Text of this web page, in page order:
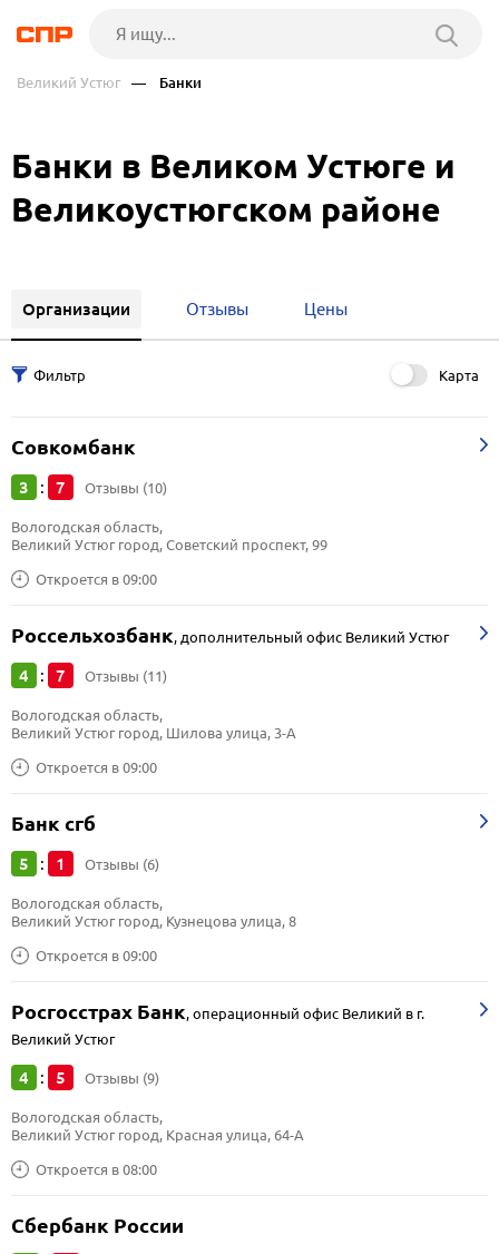
Великий Устюг — Банки
Банки в Великом Устюге и
Великоустюгском районе
Организации Отзывы Цены
Карта
Совкомбанк
3 : 7 Отзывы (10)
Откроется в 09:00
Вологодская область,
Великий Устюг город, Советский проспект, 99
Россельхозбанк, дополнительный офис Великий Устюг
4 : 7 Отзывы (11)
Откроется в 09:00
Вологодская область,
Великий Устюг город, Шилова улица, 3-А
Банк сгб
5 : 1 Отзывы (6)
Откроется в 09:00
Вологодская область,
Великий Устюг город, Кузнецова улица, 8
Росгосстрах Банк,операционный офис Великий в г.
Великий Устюг
4 : 5 Отзывы (9)
Откроется в 08:00
Вологодская область,
Великий Устюг город, Красная улица, 64-А
Сбербанк России